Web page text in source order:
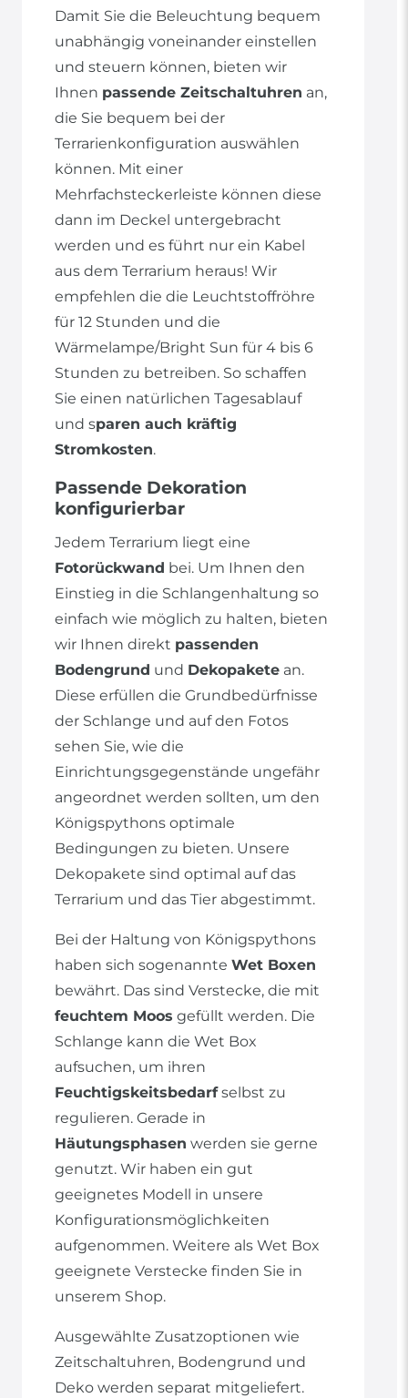
Damit Sie die Beleuchtung bequem
unabhängig voneinander einstellen
und steuern können, bieten wir
Ihnen passende Zeitschaltuhren an,
die Sie bequem bei der
Terrarienkonfiguration auswählen
können. Mit einer
Mehrfachsteckerleiste können diese
dann im Deckel untergebracht
werden und es führt nur ein Kabel
aus dem Terrarium heraus! Wir
empfehlen die die Leuchtstoffröhre
für 12 Stunden und die
Wärmelampe/Bright Sun für 4 bis 6
Stunden zu betreiben. So schaffen
Sie einen natürlichen Tagesablauf
und sparen auch kräftig
Stromkosten.
Passende Dekoration
konfigurierbar
Jedem Terrarium liegt eine
Fotorückwand bei. Um Ihnen den
Einstieg in die Schlangenhaltung so
einfach wie möglich zu halten, bieten
wir Ihnen direkt passenden
Bodengrund und Dekopakete an.
Diese erfüllen die Grundbedürfnisse
der Schlange und auf den Fotos
sehen Sie, wie die
Einrichtungsgegenstände ungefähr
angeordnet werden sollten, um den
Königspythons optimale
Bedingungen zu bieten. Unsere
Dekopakete sind optimal auf das
Terrarium und das Tier abgestimmt.
Bei der Haltung von Königspythons
haben sich sogenannte Wet Boxen
bewährt. Das sind Verstecke, die mit
feuchtem Moos gefüllt werden. Die
Schlange kann die Wet Box
aufsuchen, um ihren
Feuchtigskeitsbedarfselbst zu
regulieren. Gerade in
Häutungsphasen werden sie gerne
genutzt. Wir haben ein gut
geeignetes Modell in unsere
Konfigurationsmöglichkeiten
aufgenommen. Weitere als Wet Box
geeignete Verstecke finden Sie in
unserem Shop.
Ausgewählte Zusatzoptionen wie
Zeitschaltuhren, Bodengrund und
Deko werden separat mitgeliefert.